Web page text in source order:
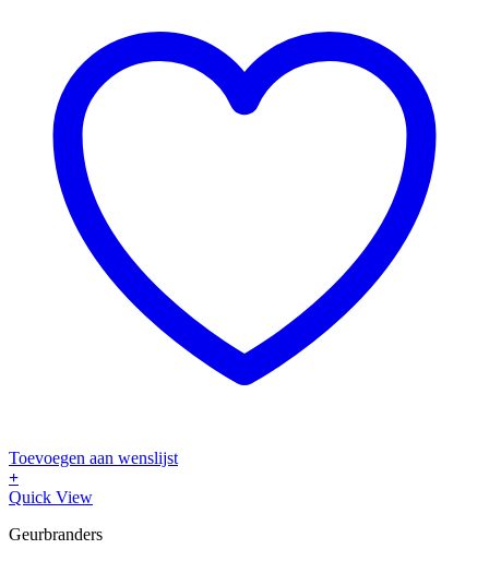
Toevoegen aan wenslijst
+
Quick View
Geurbranders